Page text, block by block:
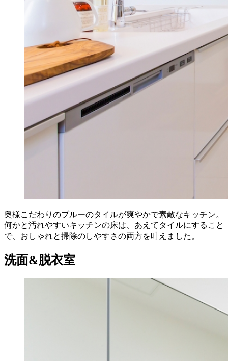
奥様こだわりのブルーのタイルが爽やかで素敵なキッチン。
何かと汚れやすいキッチンの床は、あえてタイルにすること
で、おしゃれと掃除のしやすさの両方を叶えました。
洗面&脱衣室